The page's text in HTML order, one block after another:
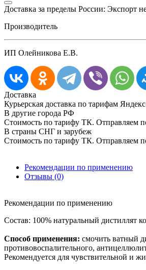
Доставка за пределы России: Экспорт
Производитель
ИП Олейникова Е.В.
Доставка
Курьерская доставка по тарифам
В другие города РФ
Стоимость по тарифу ТК. Отправляем
В страны СНГ и зарубеж
Стоимость по тарифу ТК. Отправляем
Рекомендации по применению
Отзывы (0)
Рекомендации по применению
Состав: 100% натуральный дистиллят
Способ применения: смочить ватный
противовоспалительного,
Рекомендуется для чувствительной и